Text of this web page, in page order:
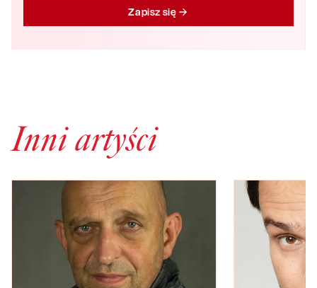
Zapisz się
Inni artyści